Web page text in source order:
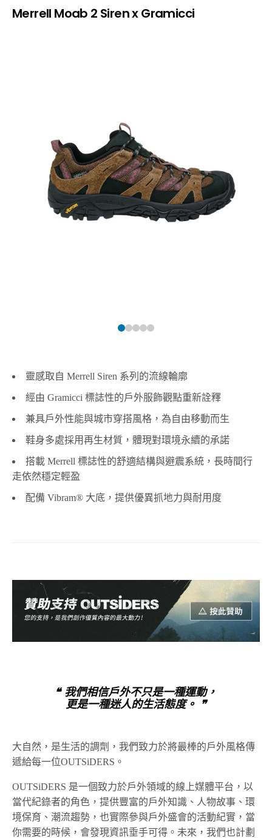
Merrell Moab 2 Siren x Gramicci
靈感取自 Merrell Siren 系列的流線輪廓
經由 Gramicci 標誌性的戶外服飾觀點重新詮釋
兼具戶外性能與城市穿搭風格，為自由移動而生
鞋身多處採用再生材質，體現對環境永續的承諾
搭載 Merrell 標誌性的舒適結構與避震系統，長時間行
走依然穩定輕盈
配備 Vibram® 大底，提供優異抓地力與耐用度
❝ 我們相信戶外不只是一種運動，
更是一種迷人的生活態度。 ❞
大自然，是生活的調劑，我們致力於將最棒的戶外風格傳
遞給每一位OUTSiDERS。
OUTSiDERS 是一個致力於戶外領域的線上媒體平台，以
當代紀錄者的角色，提供豐富的戶外知識、人物故事、環
境保育、潮流趨勢，也實際參與戶外盛會的活動紀實，當
你需要的時候，會發現資訊垂手可得。未來，我們也計劃